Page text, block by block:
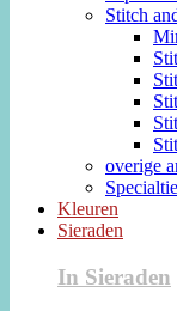
Stitch
overige
Kleuren
Sieraden
In Sieraden